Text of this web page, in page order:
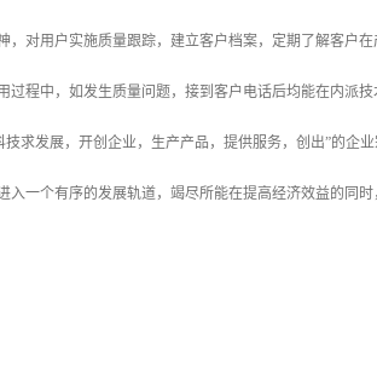
对用户实施质量跟踪，建立客户档案，定期了解客户
程中，如发生质量问题，接到客户电话后均能在内派
求发展，开创企业，生产产品，提供服务，创出”的企
一个有序的发展轨道，竭尽所能在提高经济效益的同